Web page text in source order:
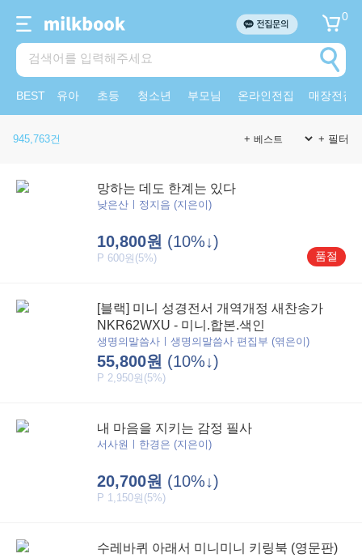
0
BEST 유아 초등 청소년 부모님 온라인전집 매장전집
945,763건 + + 필터
망하는 데도 한계는 있다
낮은산ㅣ정지음 (지은이)
10,800원 (10%↓)
P 600원(5%) 품절
[블랙] 미니 성경전서 개역개정 새찬송가
NKR62WXU - 미니.합본.색인
생명의말씀사ㅣ생명의말씀사 편집부 (엮은이)
55,800원 (10%↓)
P 2,950원(5%)
내 마음을 지키는 감정 필사
서사원ㅣ한경은 (지은이)
20,700원 (10%↓)
P 1,150원(5%)
수레바퀴 아래서 미니미니 키링북 (영문판)